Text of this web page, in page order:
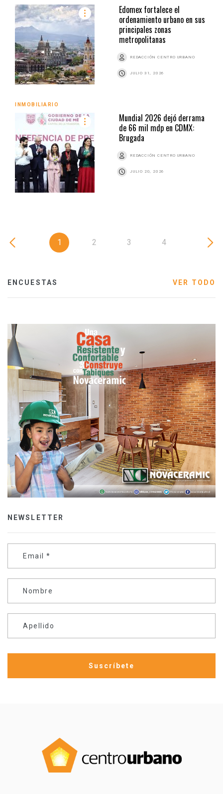
Edomex fortalece el
ordenamiento urbano en sus
principales zonas
metropolitanas
REDACCIÓN CENTRO URBANO
JULIO 31, 2026
INMOBILIARIO
Mundial 2026 dejó derrama
de 66 mil mdp en CDMX:
Brugada
REDACCIÓN CENTRO URBANO
JULIO 20, 2026
1 2 3 4
ENCUESTAS VER TODO
NEWSLETTER
Email *
Nombre
Apellido